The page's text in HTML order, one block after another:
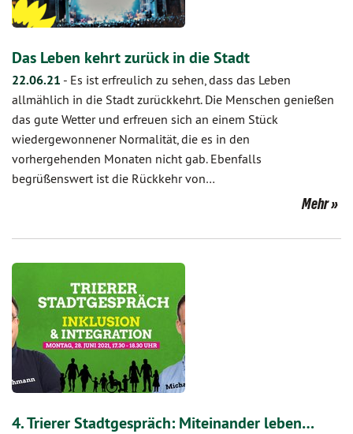
Das Leben kehrt zurück in die Stadt
22.06.21 - Es ist erfreulich zu sehen, dass das Leben
allmählich in die Stadt zurückkehrt. Die Menschen genießen
das gute Wetter und erfreuen sich an einem Stück
wiedergewonnener Normalität, die es in den
vorhergehenden Monaten nicht gab. Ebenfalls
begrüßenswert ist die Rückkehr von…
Mehr
4. Trierer Stadtgespräch: Miteinander leben…